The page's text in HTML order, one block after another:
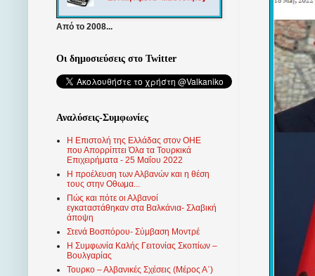
Από το 2008...
Οι δημοσιεύσεις στο Twitter
Αναλύσεις-Συμφωνίες
Η Επιστολή της Ελλάδας στον ΟΗΕ
που Απορρίπτει Όλα τα Τουρκικά
Επιχειρήματα - 25 Μαΐου 2022
Η προέλευση των Αλβανών και η θέση
τους στην Οθωμα...
Πώς και πότε οι Αλβανοί
εγκαταστάθηκαν στα Βαλκάνια- Σλαβική
άποψη
Στενά Βοσπόρου- Σύμβαση Μοντρέ
Η Συμφωνία Καλής Γειτονίας Σκοπίων –
Βουλγαρίας
Τουρκο – Αλβανικές Σχέσεις (Mέρος Α΄)